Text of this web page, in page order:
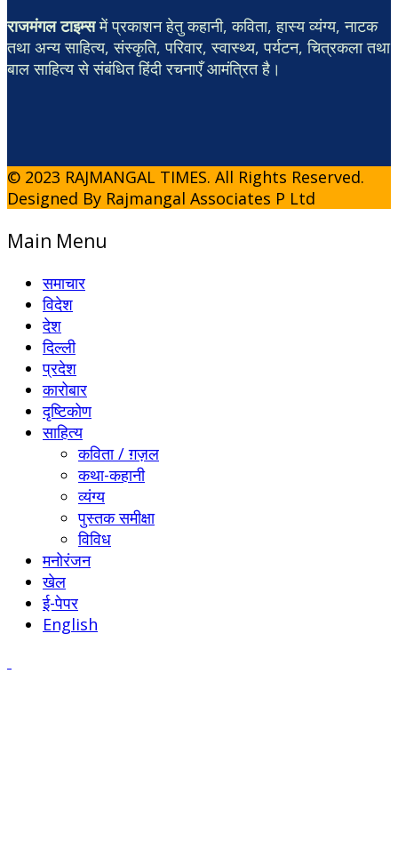
राजमंगल टाइम्समें प्रकाशन हेतु कहानी, कविता, हास्य व्यंग्य, नाटक
तथा अन्य साहित्य, संस्कृति, परिवार, स्वास्थ्य, पर्यटन, चित्रकला तथा
बाल साहित्य से संबंधित हिंदी रचनाएँ आमंत्रित है।
© 2023 RAJMANGAL TIMES. All Rights Reserved.
Designed By Rajmangal Associates P Ltd
Main Menu
समाचार
विदेश
देश
दिल्ली
प्रदेश
कारोबार
दृष्टिकोण
साहित्य
कविता / ग़ज़ल
कथा-कहानी
व्यंग्य
पुस्तक समीक्षा
विविध
मनोरंजन
खेल
ई-पेपर
English